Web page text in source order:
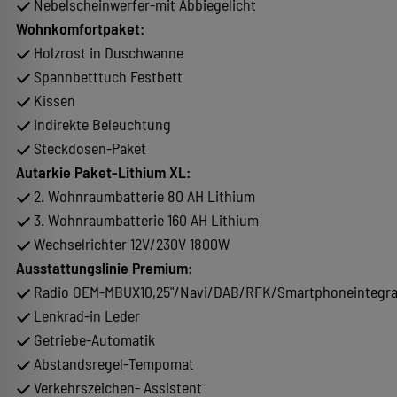
Nebelscheinwerfer-mit Abbiegelicht
Wohnkomfortpaket:
Holzrost in Duschwanne
Spannbetttuch Festbett
Kissen
Indirekte Beleuchtung
Steckdosen-Paket
Autarkie Paket-Lithium XL:
2. Wohnraumbatterie 80 AH Lithium
3. Wohnraumbatterie 160 AH Lithium
Wechselrichter 12V/230V 1800W
Ausstattungslinie Premium:
Radio OEM-MBUX10,25"/Navi/DAB/RFK/
Lenkrad-in Leder
Getriebe-Automatik
Abstandsregel-Tempomat
Verkehrszeichen- Assistent